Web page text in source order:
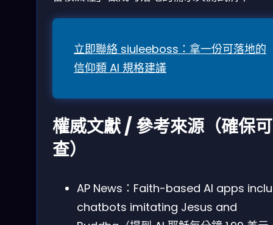
立即聯絡 siuleeboss：拿一份可落地的
信仰類 AI 規格建議
權威文獻 / 參考來源（確保可
查）
AP News：Faith-based AI apps
chatbots imitating Jesus and